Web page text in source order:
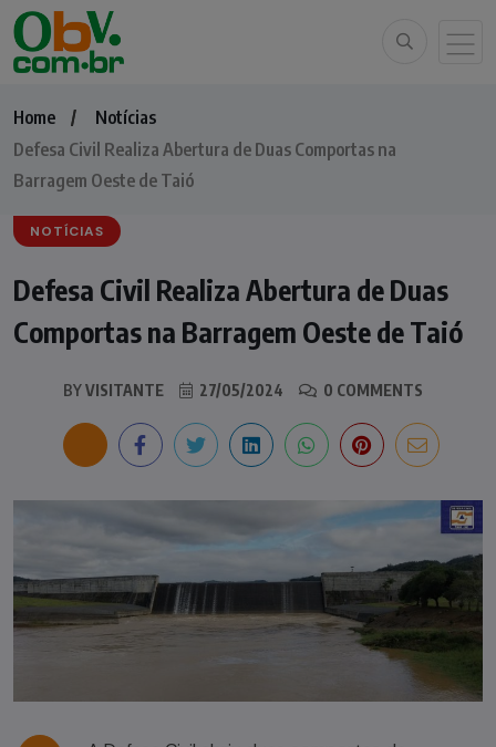
Home
Notícias
Defesa Civil Realiza Abertura de Duas Comportas na
Barragem Oeste de Taió
NOTÍCIAS
Defesa Civil Realiza Abertura de Duas
Comportas na Barragem Oeste de Taió
BYVISITANTE 27/05/2024 0 COMMENTS